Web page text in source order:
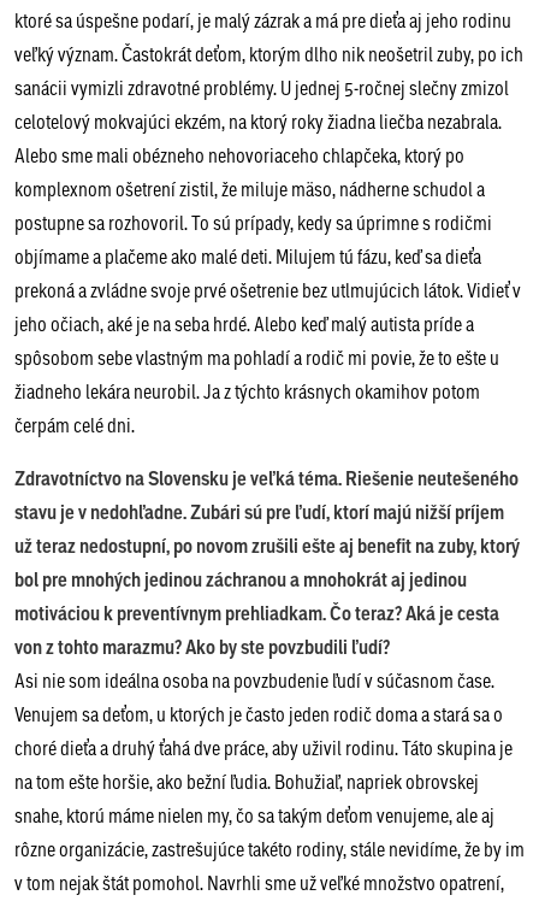
ktoré sa úspešne podarí, je malý zázrak a má pre dieťa aj jeho rodinu
veľký význam. Častokrát deťom, ktorým dlho nik neošetril zuby, po ich
sanácii vymizli zdravotné problémy. U jednej 5-ročnej slečny zmizol
celotelový mokvajúci ekzém, na ktorý roky žiadna liečba nezabrala.
Alebo sme mali obézneho nehovoriaceho chlapčeka, ktorý po
komplexnom ošetrení zistil, že miluje mäso, nádherne schudol a
postupne sa rozhovoril. To sú prípady, kedy sa úprimne s rodičmi
objímame a plačeme ako malé deti. Milujem tú fázu, keď sa dieťa
prekoná a zvládne svoje prvé ošetrenie bez utlmujúcich látok. Vidieť v
jeho očiach, aké je na seba hrdé. Alebo keď malý autista príde a
spôsobom sebe vlastným ma pohladí a rodič mi povie, že to ešte u
žiadneho lekára neurobil. Ja z týchto krásnych okamihov potom
čerpám celé dni.
Zdravotníctvo na Slovensku je veľká téma. Riešenie neutešeného
stavu je v nedohľadne. Zubári sú pre ľudí, ktorí majú nižší príjem
už teraz nedostupní, po novom zrušili ešte aj benefit na zuby, ktorý
bol pre mnohých jedinou záchranou a mnohokrát aj jedinou
motiváciou k preventívnym prehliadkam. Čo teraz? Aká je cesta
von z tohto marazmu? Ako by ste povzbudili ľudí?
Asi nie som ideálna osoba na povzbudenie ľudí v súčasnom čase.
Venujem sa deťom, u ktorých je často jeden rodič doma a stará sa o
choré dieťa a druhý ťahá dve práce, aby uživil rodinu. Táto skupina je
na tom ešte horšie, ako bežní ľudia. Bohužiaľ, napriek obrovskej
snahe, ktorú máme nielen my, čo sa takým deťom venujeme, ale aj
rôzne organizácie, zastrešujúce takéto rodiny, stále nevidíme, že by im
v tom nejak štát pomohol. Navrhli sme už veľké množstvo opatrení,